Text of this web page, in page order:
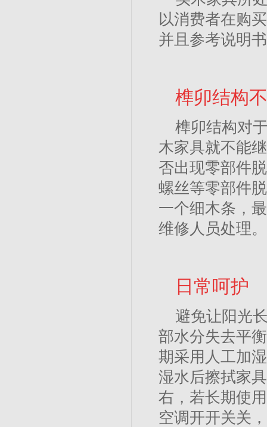
以消费者在购
并且参考说明
榫卯结构
榫卯结构对
木家具就不能
否出现零部件
螺丝等零部件
一个细木条，
维修人员处理。
日常呵护
避免让阳光
部水分失去平
期采用人工加
湿水后擦拭家
右，若长期使
空调开开关关